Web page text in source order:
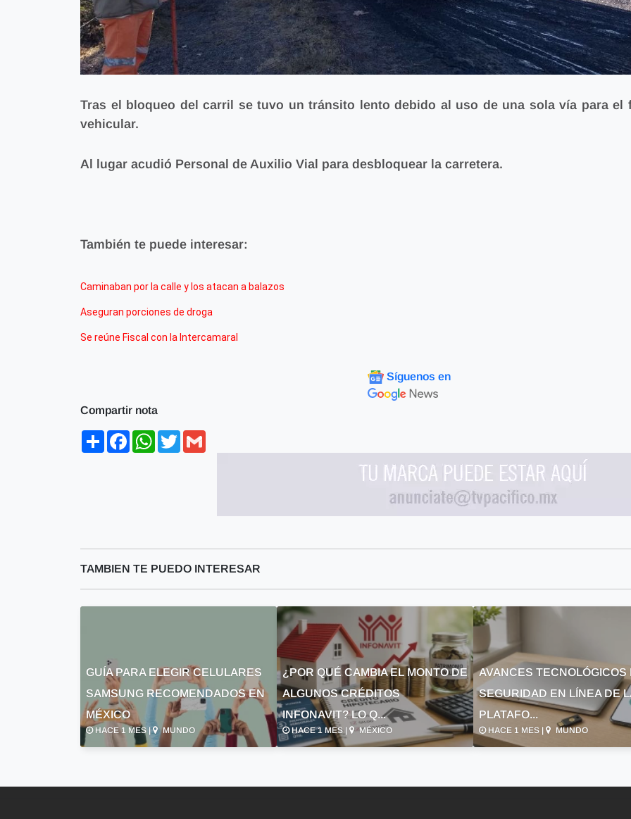
Tras el bloqueo del carril
se tuvo un tránsito lento debido al uso de una sola vía para el
vehicular.
Al lugar acudió Personal de Auxilio Vial para desbloquear la carretera.
También te puede interesar:
Caminaban por la calle y los atacan a balazos
Aseguran porciones de droga
Se reúne Fiscal con la Intercamaral
Síguenos en
Compartir nota
ShareFacebookWhatsApp
Twitter
TAMBIEN TE PUEDO INTERESAR
GUÍA PARA ELEGIR CELULARES
SAMSUNG RECOMENDADOS EN
MÉXICO
HACE 1 MES | MUNDO
¿POR QUÉ CAMBIA EL MONTO DE
ALGUNOS CRÉDITOS
INFONAVIT? LO Q...
HACE 1 MES | MÉXICO
AVANCES TECNOLÓGICOS
SEGURIDAD EN LÍNEA DE
PLATAFO...
HACE 1 MES | MUNDO